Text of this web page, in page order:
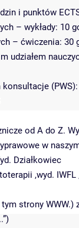
i punktów
– wykłady: 10
– ćwiczenia: 30
udziałem
konsultacje
od A do Z.
w
Działkowiec
,wyd. IWFL
strony WWW.)